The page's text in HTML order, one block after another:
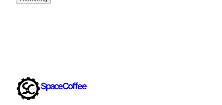
SpaceCoffee